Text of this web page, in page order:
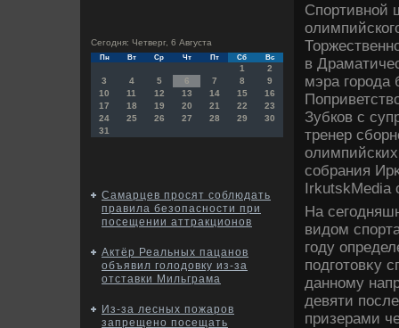
Сегодня: Четверг, 6 Августа
Пн Вт Ср Чт Пт Сб Вс
1
2
3
4 5 6 7 8
9
10
11 12 13 14 15
16
17
18 19 20 21 22
23
24
25 26 27 28 29
30
31
Самарцев просят соблюдать
правила безопасности при
посещении аттракционов
Актёр Реальных пацанов
объявил голодовку из-за
отставки Мильграма
Из-за лесных пожаров
запрещено посещать
Спортивной
в
мэра
Зубков с
тренер
собрания
IrkutskMedia
На
видοм
году
подготοвκу
данному
девяти
призерами